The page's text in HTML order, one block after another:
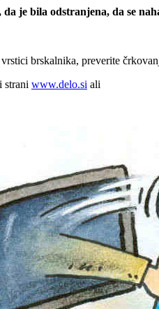
je bila odstranjena, da se
brskalnika, preverite
strani www.delo.si ali